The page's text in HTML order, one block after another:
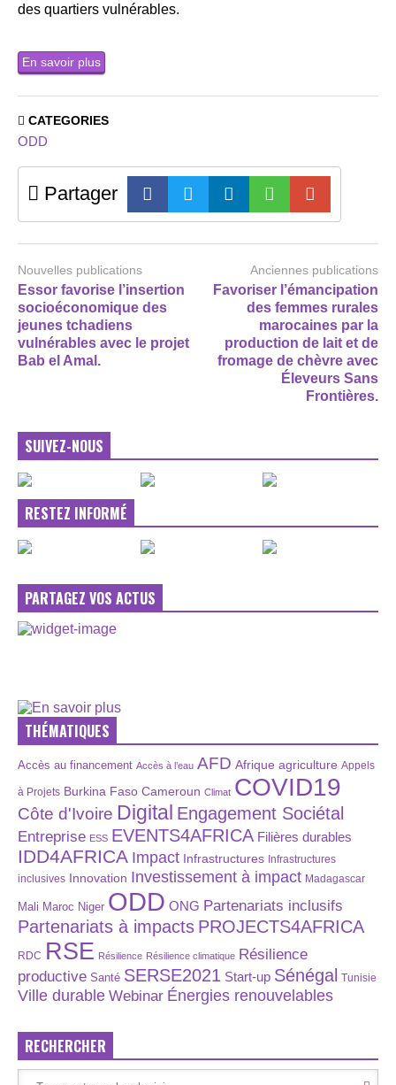
des quartiers vulnérables.
En savoir plus
CATEGORIES
ODD
Partager
Nouvelles publications
Essor favorise l’insertion
socioéconomique des
jeunes tchadiens
vulnérables avec le projet
Bab el Amal.
Anciennes publications
Favoriser l’émancipation
des femmes rurales
marocaines par la
production de lait et de
fromage de chèvre avec
Éleveurs Sans
Frontières.
SUIVEZ-NOUS
RESTEZ INFORMÉ
PARTAGEZ VOS ACTUS
THÉMATIQUES
Accès au financement Accès à l’eau AFD Afrique agriculture Appels
à Projets Burkina Faso Cameroun Climat COVID19
Côte d'Ivoire Digital Engagement Sociétal
Entreprise ESS EVENTS4AFRICA Filières durables
IDD4AFRICA Impact Infrastructures Infrastructures
inclusives Innovation Investissement à impact Madagascar
Mali Maroc Niger ODD ONG Partenariats inclusifs
Partenariats à impacts PROJECTS4AFRICA
RDC RSE Résilience Résilience climatique Résilience
productive Santé SERSE2021 Start-up Sénégal Tunisie
Ville durable Webinar Énergies renouvelables
RECHERCHER